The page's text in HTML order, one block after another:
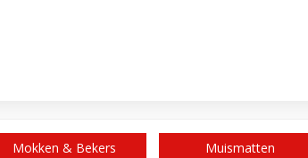
Mokken & Bekers Muismatten